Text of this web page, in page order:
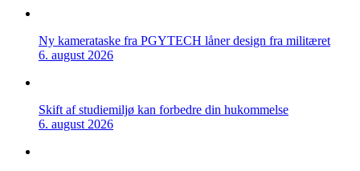
Ny kamerataske fra PGYTECH låner design fra militæret
6. august 2026
Skift af studiemiljø kan forbedre din hukommelse
6. august 2026